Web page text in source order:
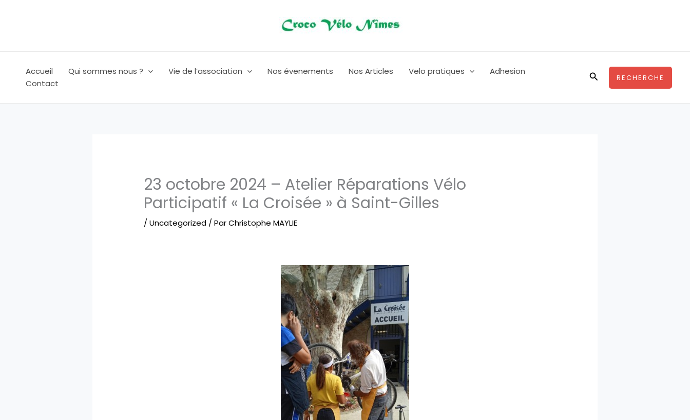
Accueil Qui sommes nous ? Vie de l’association Nos évenements Nos Articles Velo pratiques
Adhesion
Contact
Rechercher
RECHERCHE
23 octobre 2024 – Atelier Réparations Vélo
Participatif « La Croisée » à Saint-Gilles
/Uncategorized / ParChristophe MAYLIE